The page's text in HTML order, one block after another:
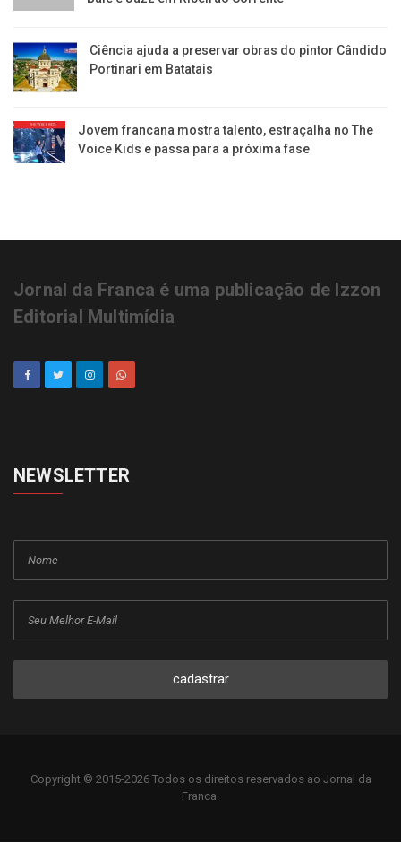
Ciência ajuda a preservar obras do pintor Cândido
Portinari em Batatais
Jovem francana mostra talento, estraçalha no The
Voice Kids e passa para a próxima fase
Jornal da Franca é uma publicação de Izzon
Editorial Multimídia
NEWSLETTER
cadastrar
Copyright © 2015-2026 Todos os direitos reservados ao Jornal da
Franca.